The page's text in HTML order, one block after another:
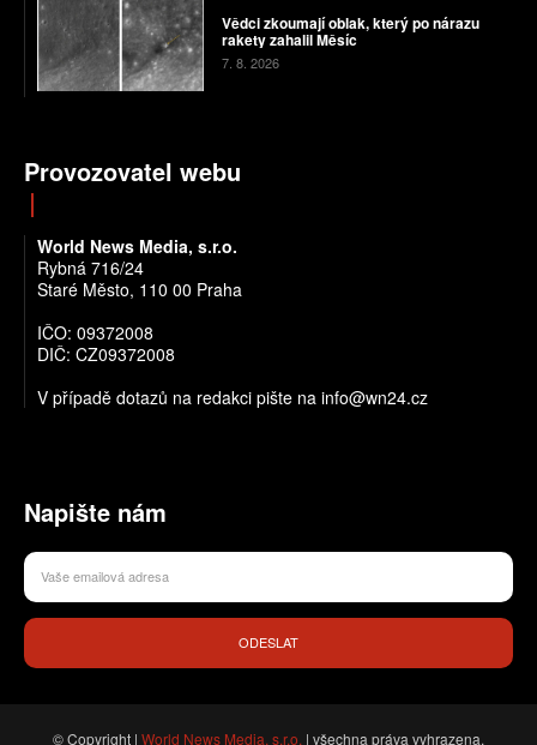
Vědci zkoumají oblak, který po nárazu
rakety zahalil Měsíc
7. 8. 2026
Provozovatel webu
World News Media, s.r.o.
Rybná 716/24
Staré Město, 110 00 Praha
IČO: 09372008
DIČ: CZ09372008
V případě dotazů na redakci pište na info@wn24.cz
Napište nám
ODESLAT
© Copyright | World News Media, s.r.o. | všechna práva vyhrazena.